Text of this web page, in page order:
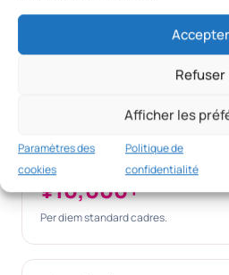
Accepter
Refuser
Afficher les
Paramètres des
cookies
Politique de
confidentialité
Foreign —
¥6,000
¥8,000
Pratique MNC
¥10,000+
Per diem standard cadres.